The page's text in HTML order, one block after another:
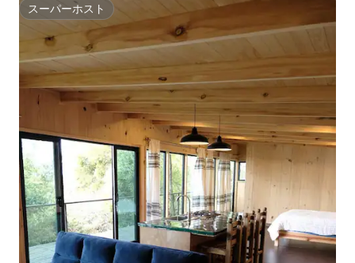
スーパーホスト
スーパーホスト